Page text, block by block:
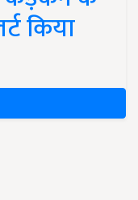
किया